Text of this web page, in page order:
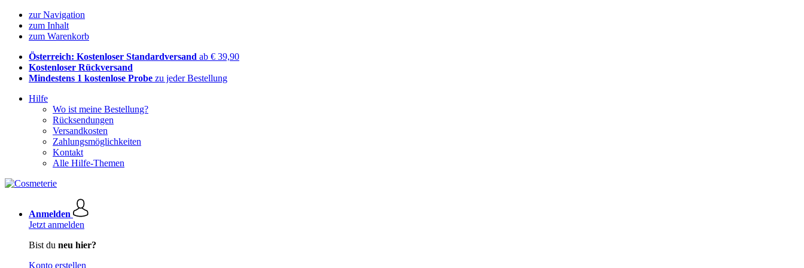
zur Navigation
zum Inhalt
zum Warenkorb
Österreich: Kostenloser Standardversand ab € 39,90
Kostenloser Rückversand
Mindestens 1 kostenlose Probe zu jeder Bestellung
Hilfe
Wo ist meine Bestellung?
Rücksendungen
Versandkosten
Zahlungsmöglichkeiten
Kontakt
Alle Hilfe-Themen
Anmelden
Jetzt anmelden
Bist du neu hier?
Konto erstellen